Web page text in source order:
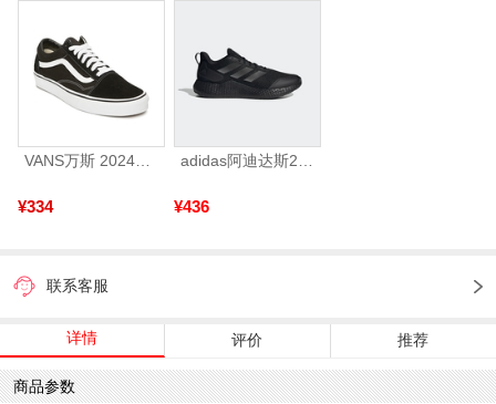
VANS万斯 2024年新款中性OldSkool帆布鞋/硫化鞋VN000D3HY28（延续款）
¥334 ¥436
联系客服
详情 评价 推荐
商品参数